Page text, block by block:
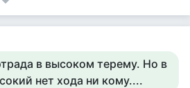
в высоком терему. Но в
нет хода ни кому....